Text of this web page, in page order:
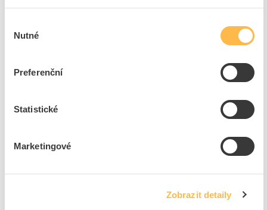
souhlasu
Nutné
Preferenční
Statistické
Marketingové
Zobrazit detaily
Podle zpětné vazby od vedoucích se akce velmi
povedla – zákazníci byli velmi spokojeni, občerstvení
den měl příjemně odlehčený ráz.
Děkujeme všem, kdo se na organizaci podíleli, a